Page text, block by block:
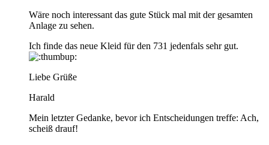
Wäre noch interessant das gute Stück mal mit der gesamten
Anlage zu sehen.
Ich finde das neue Kleid für den 731 jedenfals sehr gut.
Liebe Grüße
Harald
Mein letzter Gedanke, bevor ich Entscheidungen treffe: Ach,
scheiß drauf!